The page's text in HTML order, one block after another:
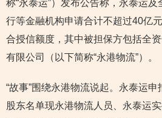
称“永泰运”）发布公告称，永泰运
行等金融机构申请合计不超过40亿
合授信额度，其中被担保方包括全
有限公司（以下简称“永港物流”）。
“故事”围绕永港物流说起。永泰运
股东名单现永港物流人员、永泰运